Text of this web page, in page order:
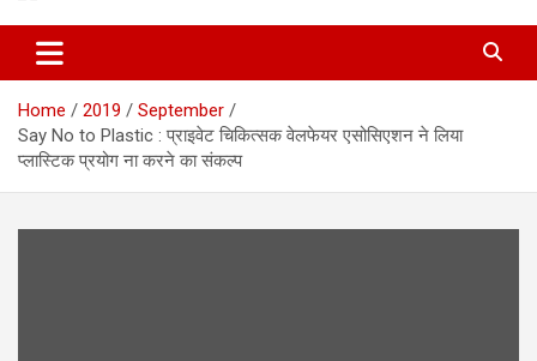
Home 2019
September
Say No to Plastic : प्राइवेट चिकित्सक वेलफेयर एसोसिएशन ने लिया
प्लास्टिक प्रयोग ना करने का संकल्प